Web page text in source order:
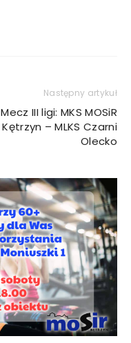
Następny artykuł
Mecz III ligi: MKS MOSiR
Kętrzyn – MLKS Czarni
Olecko